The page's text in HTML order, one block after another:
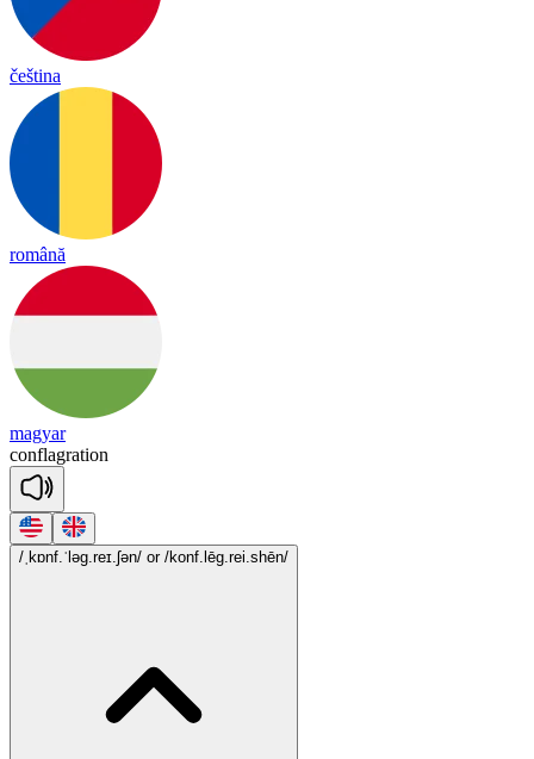
čeština
română
magyar
conflagration
/ˌkɒnf.ˈləg.reɪ.ʃən/ or /konf.lēg.rei.shēn/